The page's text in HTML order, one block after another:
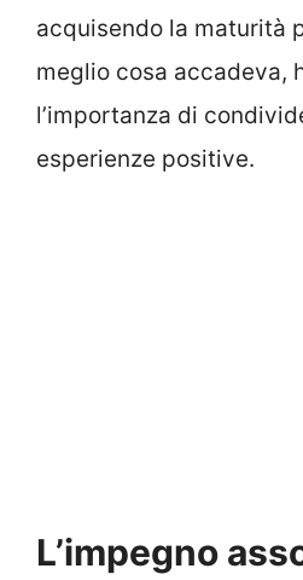
acquisendo la maturità
meglio cosa accadeva,
l’importanza di
esperienze positive.
L’impegno